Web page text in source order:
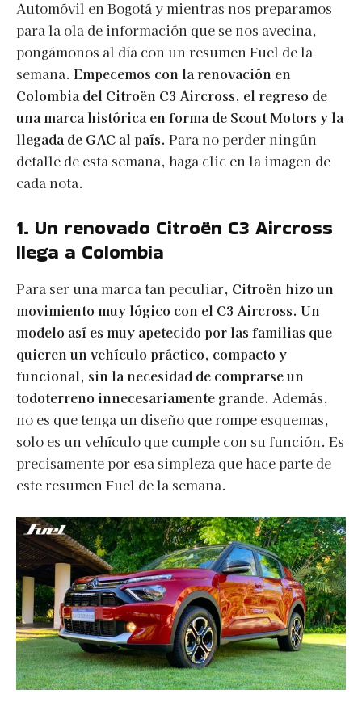
Automóvil en Bogotá y mientras nos preparamos
para la ola de información que se nos avecina,
pongámonos al día con un resumen Fuel de la
semana. Empecemos con la renovación en
Colombia del Citroën C3 Aircross, el regreso de
una marca histórica en forma de Scout Motors y la
llegada de GAC al país. Para no perder ningún
detalle de esta semana, haga clic en la imagen de
cada nota.
1. Un renovado Citroën C3 Aircross
llega a Colombia
Para ser una marca tan peculiar, Citroën hizo un
movimiento muy lógico con el C3 Aircross. Un
modelo así es muy apetecido por las familias que
quieren un vehículo práctico, compacto y
funcional, sin la necesidad de comprarse un
todoterreno innecesariamente grande. Además,
no es que tenga un diseño que rompe esquemas,
solo es un vehículo que cumple con su función. Es
precisamente por esa simpleza que hace parte de
este resumen Fuel de la semana.